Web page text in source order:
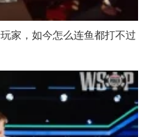
家，如今怎么连鱼都打不过